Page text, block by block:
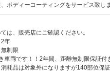
ボディーコーティングをサービス致し
は、販売店にご確認ください。
年
制限
車両です！！2年間、距離無制限保証
耗品は対象外になりますが140部位保